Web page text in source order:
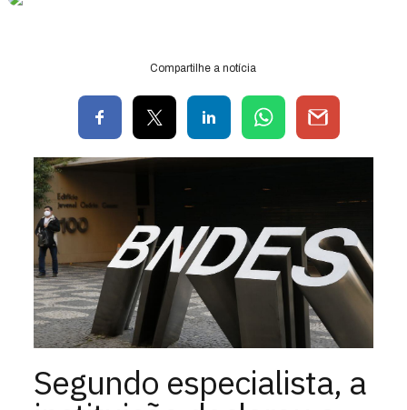
Compartilhe a notícia
Segundo especialista, a